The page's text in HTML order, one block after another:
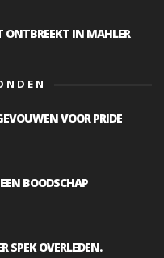
IN MAHLER
VOOR PRIDE
BOODSCHAP
SPEK OVERLEDEN.